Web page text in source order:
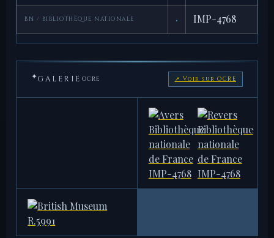
BN / BIBLIOTHÈQUE NATIONALE · IMP-4768
✦GALERIE OCRE ↗ Voir sur OCRE
AMERICAN NUMISMATIC
7,86 g · 20,5 mm 7,69 g